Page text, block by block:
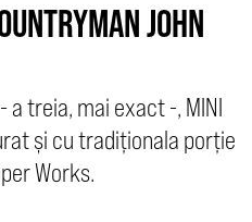
JOHN
a treia, mai exact -, MINI
și cu tradiționala porție
Works.